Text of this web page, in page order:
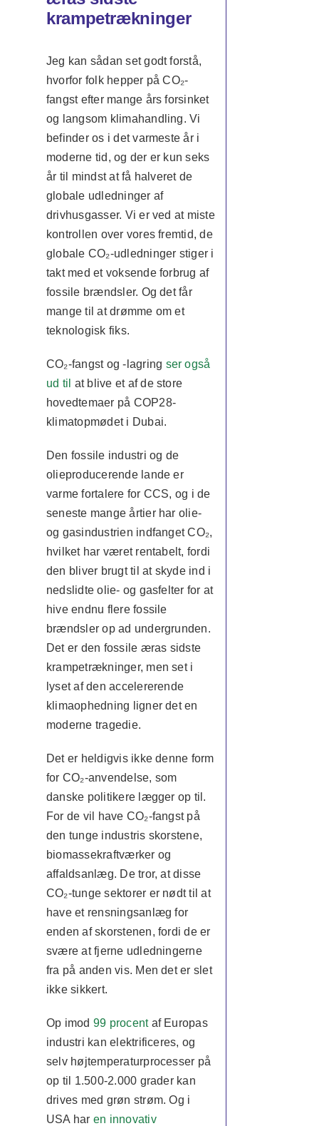
krampetrækninger
Jeg kan sådan set godt forstå,
hvorfor folk hepper på CO₂-
fangst efter mange års forsinket
og langsom klimahandling. Vi
befinder os i det varmeste år i
moderne tid, og der er kun seks
år til mindst at få halveret de
globale udledninger af
drivhusgasser. Vi er ved at miste
kontrollen over vores fremtid, de
globale CO₂-udledninger stiger i
takt med et voksende forbrug af
fossile brændsler. Og det får
mange til at drømme om et
teknologisk fiks.
CO₂-fangst og -lagring ser også
ud til at blive et af de store
hovedtemaer på COP28-
klimatopmødet i Dubai.
Den fossile industri og de
olieproducerende lande er
varme fortalere for CCS, og i de
seneste mange årtier har olie-
og gasindustrien indfanget CO₂,
hvilket har været rentabelt, fordi
den bliver brugt til at skyde ind i
nedslidte olie- og gasfelter for at
hive endnu flere fossile
brændsler op ad undergrunden.
Det er den fossile æras sidste
krampetrækninger, men set i
lyset af den accelererende
klimaophedning ligner det en
moderne tragedie.
Det er heldigvis ikke denne form
for CO₂-anvendelse, som
danske politikere lægger op til.
For de vil have CO₂-fangst på
den tunge industris skorstene,
biomassekraftværker og
affaldsanlæg. De tror, at disse
CO₂-tunge sektorer er nødt til at
have et rensningsanlæg for
enden af skorstenen, fordi de er
svære at fjerne udledningerne
fra på anden vis. Men det er slet
ikke sikkert.
Op imod 99 procentaf Europas
industri kan elektrificeres, og
selv højtemperaturprocesser på
op til 1.500-2.000 grader kan
drives med grøn strøm. Og i
USA har en innovativ